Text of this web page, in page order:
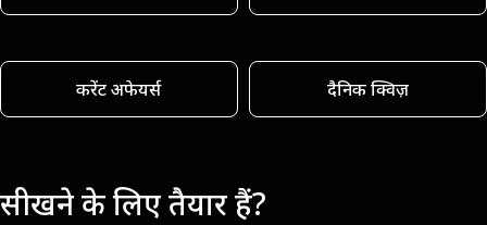
करेंट अफेयर्स दैनिक क्विज़
सीखने के लिए तैयार हैं?